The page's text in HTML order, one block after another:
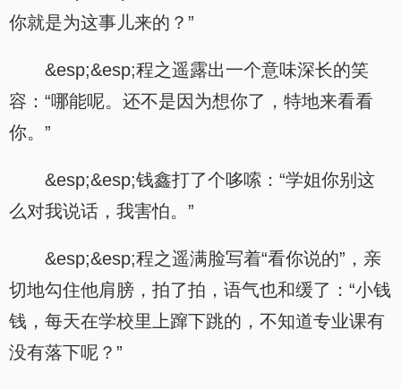
你就是为这事儿来的？”
&esp;&esp;程之遥露出一个意味深长的笑
容：“哪能呢。还不是因为想你了，特地来看看
你。”
&esp;&esp;钱鑫打了个哆嗦：“学姐你别这
么对我说话，我害怕。”
&esp;&esp;程之遥满脸写着“看你说的”，亲
切地勾住他肩膀，拍了拍，语气也和缓了：“小钱
钱，每天在学校里上蹿下跳的，不知道专业课有
没有落下呢？”